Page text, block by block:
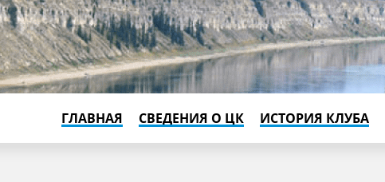
ГЛАВНАЯ СВЕДЕНИЯ О ЦК ИСТОРИЯ КЛУБА